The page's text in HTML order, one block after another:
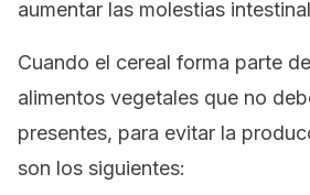
aumentar las molestias
Cuando el cereal forma parte
alimentos vegetales que no
presentes, para evitar la
son los siguientes: